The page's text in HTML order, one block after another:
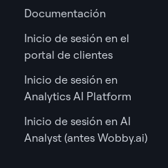
Documentación
Inicio de sesión en el
portal de clientes
Inicio de sesión en
Analytics AI Platform
Inicio de sesión en AI
Analyst (antes Wobby.ai)